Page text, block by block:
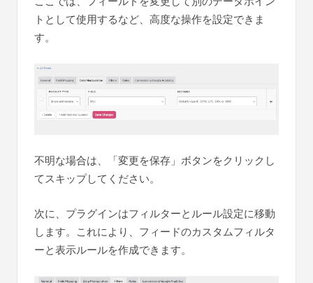
トとして使用するなど、高度な操作を設定できま
す。
不明な場合は、「変更を保存」ボタンをクリックし
てスキップしてください。
次に、プラグインはフィルターとルール設定に移動
します。これにより、フィードのカスタムフィルタ
ーと表示ルールを作成できます。